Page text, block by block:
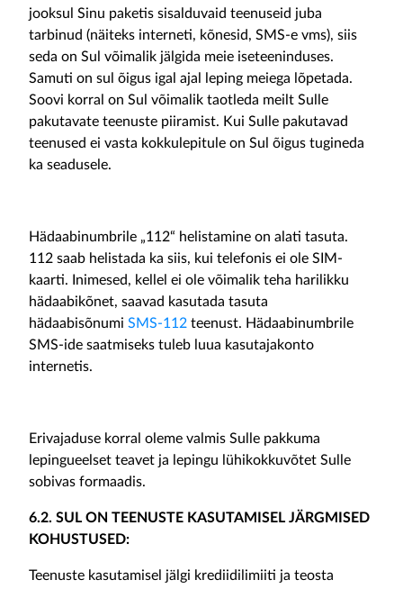
jooksul Sinu paketis sisalduvaid teenuseid juba
tarbinud (näiteks interneti, kõnesid, SMS-e vms), siis
seda on Sul võimalik jälgida meie iseteeninduses.
Samuti on sul õigus igal ajal leping meiega lõpetada.
Soovi korral on Sul võimalik taotleda meilt Sulle
pakutavate teenuste piiramist. Kui Sulle pakutavad
teenused ei vasta kokkulepitule on Sul õigus tugineda
ka seadusele.
Hädaabinumbrile „112“ helistamine on alati tasuta.
112 saab helistada ka siis, kui telefonis ei ole SIM-
kaarti. Inimesed, kellel ei ole võimalik teha harilikku
hädaabikõnet, saavad kasutada tasuta
hädaabisõnumi SMS-112 teenust. Hädaabinumbrile
SMS-ide saatmiseks tuleb luua kasutajakonto
internetis.
Erivajaduse korral oleme valmis Sulle pakkuma
lepingueelset teavet ja lepingu lühikokkuvõtet Sulle
sobivas formaadis.
6.2. SUL ON TEENUSTE KASUTAMISEL JÄRGMISED
KOHUSTUSED:
Teenuste kasutamisel jälgi krediidilimiiti ja teosta